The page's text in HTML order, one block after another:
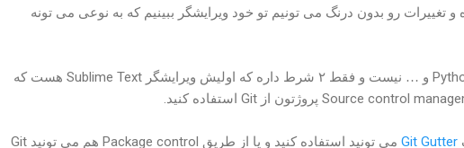
تغییرات رو بدون درنگ می تونیم تو خود ویرایشگر ببینیم که به نوعی می تونه
و … نیست و فقط ۲ شرط داره که اولیش ویرایشگر Sublime Text‌ هست که
Source control پروژتون از Git استفاده کنید
Git Gutter می تونید استفاده کنید و یا از طریق Package control هم می تونید Git